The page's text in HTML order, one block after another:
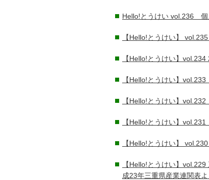
Hello!とうけい vol.236 個
【Hello!とうけい】
【Hello!とうけい】
【Hello!とうけい】
【Hello!とうけい】
【Hello!とうけい】
【Hello!とうけい】
【Hello!とうけい】
成23年三重県産業連関表よ